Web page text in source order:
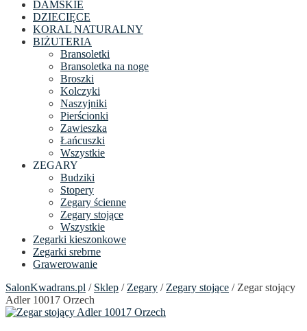
DAMSKIE
DZIECIĘCE
KORAL NATURALNY
BIŻUTERIA
Bransoletki
Bransoletka na noge
Broszki
Kolczyki
Naszyjniki
Pierścionki
Zawieszka
Łańcuszki
Wszystkie
ZEGARY
Budziki
Stopery
Zegary ścienne
Zegary stojące
Wszystkie
Zegarki kieszonkowe
Zegarki srebrne
Grawerowanie
SalonKwadrans.pl / Sklep / Zegary / Zegary stojące / Zegar stojący
Adler 10017 Orzech